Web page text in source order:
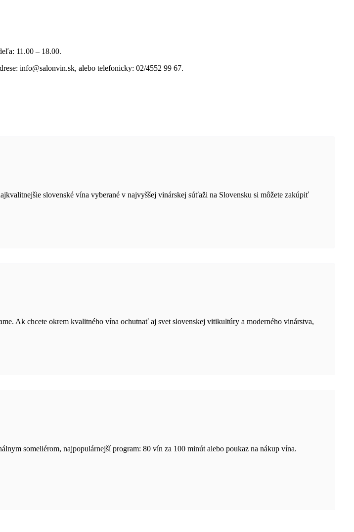
11.00 – 18.00.
info@salonvin.sk, alebo telefonicky: 02/4552 99 67.
slovenské vína vyberané v najvyššej vinárskej súťaži na Slovensku si môžete zakúpiť
Ak chcete okrem kvalitného vína ochutnať aj svet slovenskej vitikultúry a moderného vinárstva,
someliérom, najpopulárnejší program: 80 vín za 100 minút alebo poukaz na nákup vína.